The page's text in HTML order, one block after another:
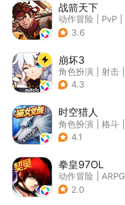
战箭天下
动作冒险 PvP
| 怀旧
3.6
崩坏3
角色扮演 射击
| 崩坏
4.3
时空猎人
角色扮演 格斗
| 时空猎人
4.1
拳皇97OL
动作冒险
ARPG
| 街机
2.0